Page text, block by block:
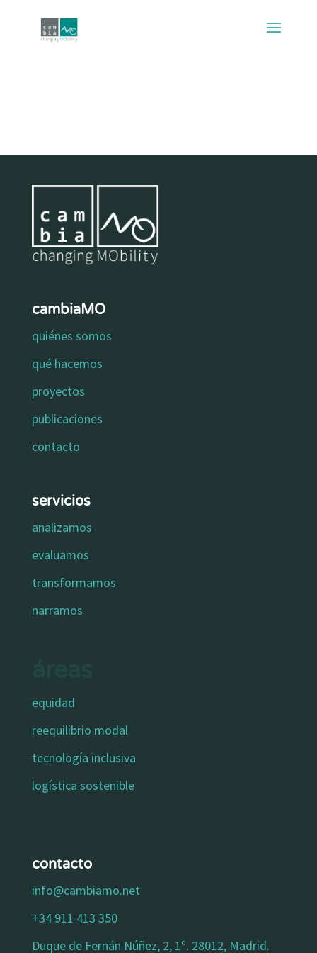
cambiaMO
quiénes somos
qué hacemos
proyectos
publicaciones
contacto
servicios
analizamos
evaluamos
transformamos
narramos
equidad
reequilibrio modal
tecnología inclusiva
logística sostenible
contacto
info@cambiamo.net
+34 911 413 350
Duque de Fernán Núñez, 2, 1º. 28012, Madrid.